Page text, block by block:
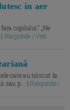
in aer
copilului.” „Ne
Raspunde | Vezi
care au născut la
sau p... |Raspunde |